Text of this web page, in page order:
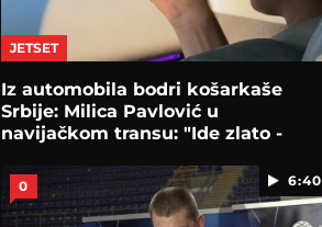
JETSET
Iz automobila bodri košarkaše
Srbije: Milica Pavlović u
navijačkom transu: "Ide zlato -
6:40
0